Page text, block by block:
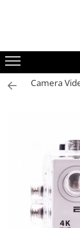
Al Absar
Parfum
Clone
Parfumuri Arabesti
Parfum tip fiola
Camera